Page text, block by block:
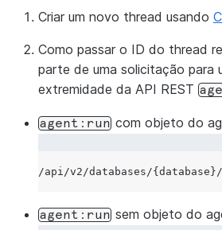
Criar um novo thread usando
Como passar o ID do thread
parte de uma solicitação para
extremidade da API REST
agent:run com objeto do
agent:run sem objeto do